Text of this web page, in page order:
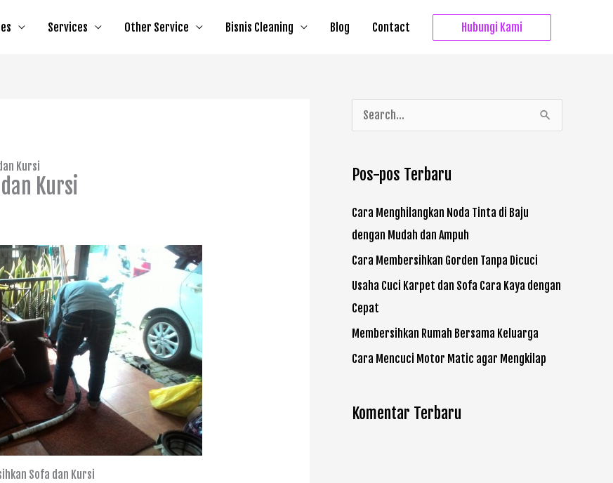
Services Other Service Bisnis Cleaning Blog Contact Hubungi Kami
Kursi
Kursi
Sofa dan Kursi
a
i
u
k
:
Pos-pos Terbaru
Cara Menghilangkan Noda Tinta di Baju
dengan Mudah dan Ampuh
Cara Membersihkan Gorden Tanpa Dicuci
Usaha Cuci Karpet dan Sofa Cara Kaya dengan
Cepat
Membersihkan Rumah Bersama Keluarga
Cara Mencuci Motor Matic agar Mengkilap
Komentar Terbaru